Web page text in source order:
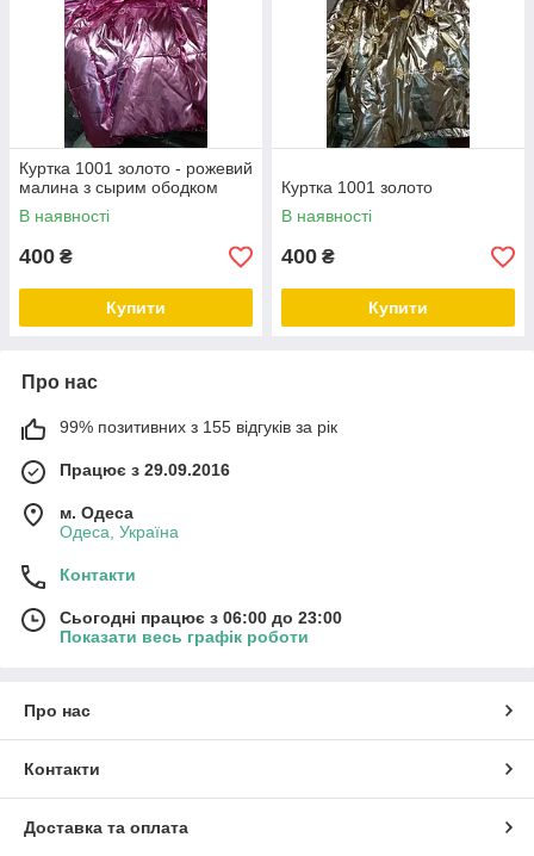
Куртка 1001 золото - рожевий
малина з сырим ободком
В наявності
400 ₴
Купити
Куртка 1001 золото
В наявності
400 ₴
Купити
Про нас
99% позитивних з 155 відгуків за рік
Працює з 29.09.2016
м. Одеса
Одеса, Україна
Контакти
Сьогодні працює з 06:00 до 23:00
Показати весь графік роботи
Про нас
Контакти
Доставка та оплата